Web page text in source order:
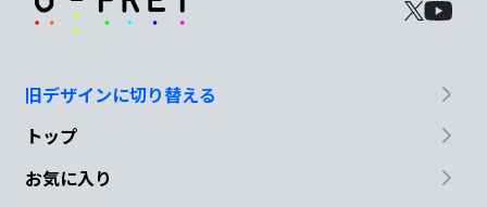
旧デザインに切り替える
トップ
お気に入り